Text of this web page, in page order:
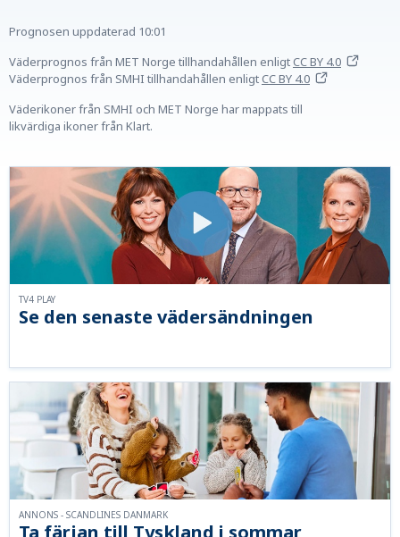
Prognosen uppdaterad 10:01
Väderprognos från MET Norge tillhandahållen enligtCC BY 4.0
Väderprognos från SMHI tillhandahållen enligtCC BY 4.0
Väderikoner från SMHI och MET Norge har mappats till
likvärdiga ikoner från Klart.
Se den senaste vädersändningen
TV4 PLAY
ANNONS - SCANDLINES DANMARK